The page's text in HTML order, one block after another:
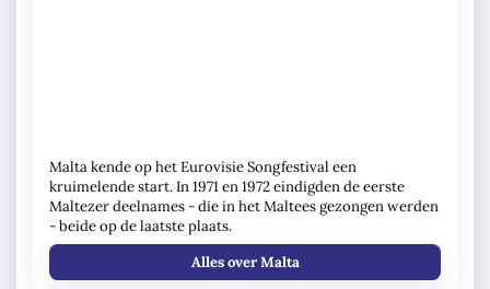
Malta kende op het Eurovisie Songfestival een
kruimelende start. In 1971 en 1972 eindigden de eerste
Maltezer deelnames - die in het Maltees gezongen werden
- beide op de laatste plaats.
Alles over Malta